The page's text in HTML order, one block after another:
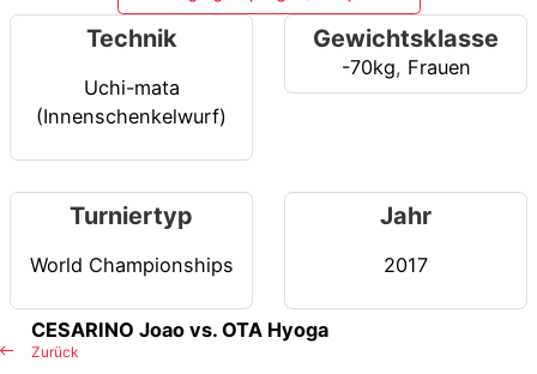
Technik
Uchi-mata
(Innenschenkelwurf)
Gewichtsklasse
-70kg, Frauen
Turniertyp
World Championships
Jahr
2017
Zurück
CESARINO Joao vs. OTA Hyoga